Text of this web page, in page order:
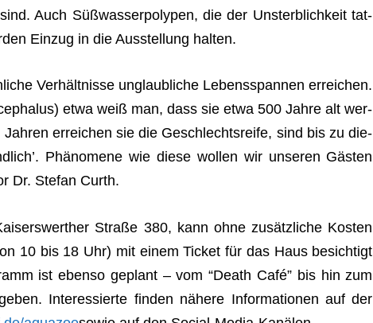
Auch Süß­was­ser­po­ly­pen, die der Unsterb­lich­keit tat­
Ein­zug in die Aus­stel­lung halten.
Ver­hält­nisse unglaub­li­che Lebens­span­nen errei­chen.
etwa weiß man, dass sie etwa 500 Jahre alt wer­
errei­chen sie die Geschlechts­reife, sind bis zu die­
Phä­no­mene wie diese wol­len wir unse­ren Gäs­ten
Dr. Ste­fan Curth.
Straße 380, kann ohne zusätz­li­che Kos­ten
10 bis 18 Uhr) mit einem Ticket für das Haus besich­tigt
ist ebenso geplant – vom “Death Café” bis hin zum
Inter­es­sierte fin­den nähere Infor­ma­tio­nen auf der